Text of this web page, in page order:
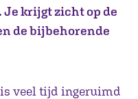
krijgt zicht op de
de bijbehorende
veel tijd ingeruimd